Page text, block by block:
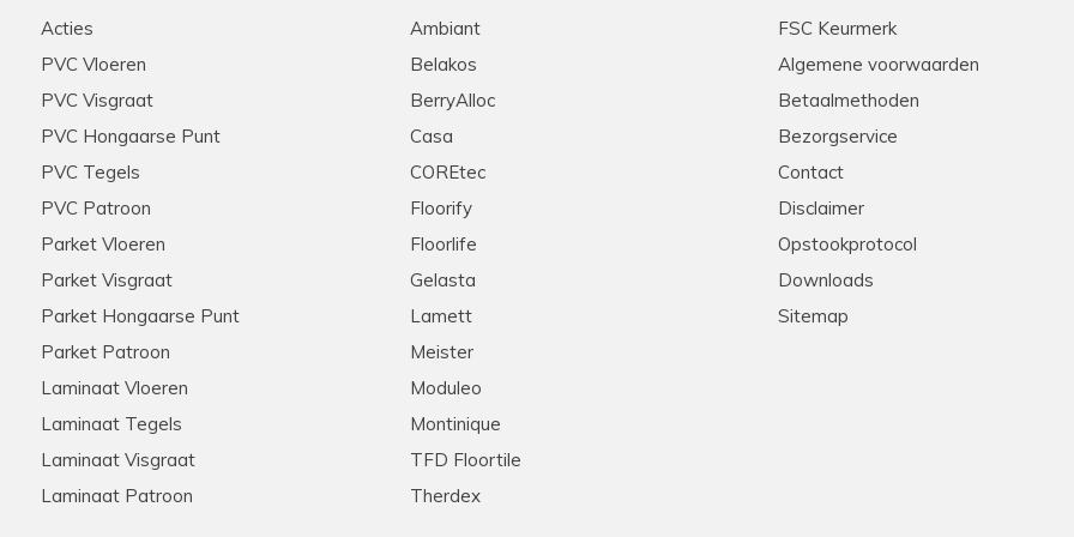
zouden aanschaffen
keuze gemaakt
ook de woonkamer en de
na wat zoekwerk een
dit werd snel en zonder
, met zeer ruime
raden ze aan iedereen aan!
zijn klanten! Meerdere
via de telefoon. Kent zijn
hartelijk bedankt
28-11-2025
Aanrader in alle opzichten!
Meedenkend, flexibel, snelle levering, goede prijs-kwaliteit. Heel erg
tevreden klanten hier!
Acties
PVC Vloeren
PVC Visgraat
PVC Hongaarse Punt
PVC Tegels
PVC Patroon
Parket Vloeren
Parket Visgraat
Parket Hongaarse Punt
Parket Patroon
Laminaat Vloeren
Laminaat Tegels
Laminaat Visgraat
Laminaat Patroon
Ambiant
Belakos
BerryAlloc
Casa
COREtec
Floorify
Floorlife
Gelasta
Lamett
Meister
Moduleo
Montinique
TFD Floortile
Therdex
FSC Keurmerk
Algemene voorwaarden
Betaalmethoden
Bezorgservice
Contact
Disclaimer
Opstookprotocol
Downloads
Sitemap